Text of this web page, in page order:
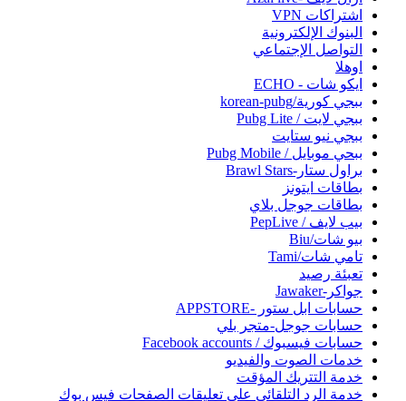
اشتراكات VPN
البنوك الإلكترونية
التواصل الإجتماعي
اوهلا
ايكو شات - ECHO
ببجي كورية/korean-pubg
ببجي لايت / Pubg Lite
ببجي نيو ستايت
ببحي موبايل / Pubg Mobile
براول ستار-Brawl Stars
بطاقات ايتونز
بطاقات جوجل بلاي
بيب لايف / PepLive
بيو شات/Biu
تامي شات/Tami
تعبئة رصيد
جواكر-Jawaker
حسابات ابل ستور -APPSTORE
حسابات جوجل-متجر بلي
حسابات فيسبوك / Facebook accounts
خدمات الصوت والفيديو
خدمة التتريك المؤقت
خدمة الرد التلقائي على تعليقات الصفحات فيس بوك